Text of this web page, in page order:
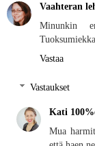
Vaahteran
Minunkin
Vastaa
Vastaukset
Kati
Mua